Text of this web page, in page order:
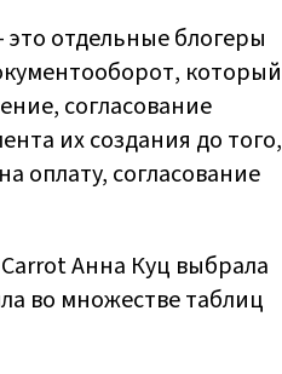
отдельные блогеры
который
согласование
их создания до того,
оплату, согласование
Анна Куц выбрала
во множестве таблиц